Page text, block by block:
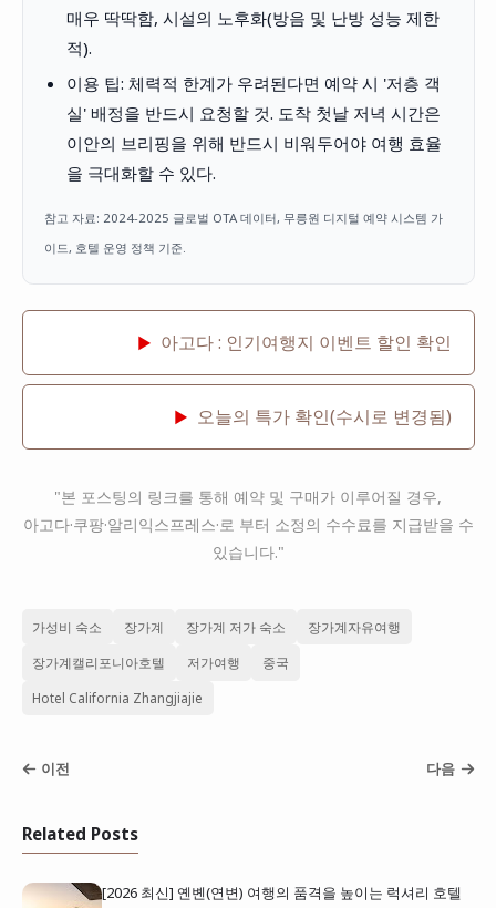
매우 딱딱함, 시설의 노후화(방음 및 난방 성능 제한
적).
이용 팁: 체력적 한계가 우려된다면 예약 시 '저층 객
실' 배정을 반드시 요청할 것. 도착 첫날 저녁 시간은
이안의 브리핑을 위해 반드시 비워두어야 여행 효율
을 극대화할 수 있다.
참고 자료: 2024-2025 글로벌 OTA 데이터, 무릉원 디지털 예약 시스템 가
이드, 호텔 운영 정책 기준.
▶ 아고다 : 인기여행지 이벤트 할인 확인
▶ 오늘의 특가 확인(수시로 변경됨)
"본 포스팅의 링크를 통해 예약 및 구매가 이루어질 경우,
아고다·쿠팡·알리익스프레스·로 부터 소정의 수수료를 지급받을 수
있습니다."
가성비 숙소 장가계 장가계 저가 숙소 장가계자유여행
장가계캘리포니아호텔 저가여행 중국
Hotel California Zhangjiajie
이전 다음
Related Posts
[2026 최신] 옌볜(연변) 여행의 품격을 높이는 럭셔리 호텔